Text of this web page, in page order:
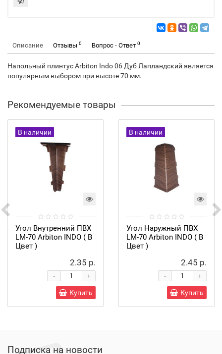
Описание Отзывы 0 Вопрос - Ответ 0
Напольный плинтус Arbiton Indo 06 Дуб Лапландский является
популярным выбором при высоте 70 мм.
Рекомендуемые товары
В наличии
Угол Внутренний ПВХ
LM-70 Arbiton INDO ( В
Цвет )
2.35 р.
+
-
Купить
В наличии
Угол Наружный ПВХ
LM-70 Arbiton INDO ( В
Цвет )
2.45 р.
+
-
Купить
Подписка на новости